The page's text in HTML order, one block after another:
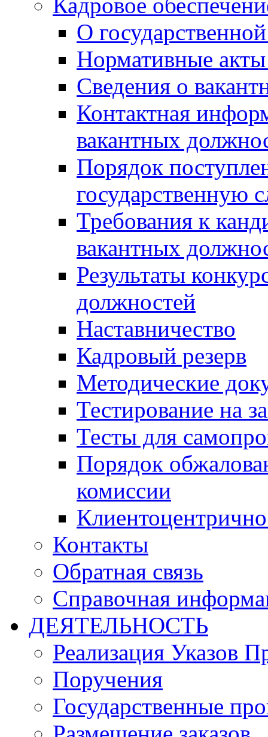
О
Нормативные акты
Сведения о
Контактная
вакантных
Порядок
государственную
Требования к
вакантных
Результаты
должностей
Наставничество
Кадровый резерв
Методические
Тестирование на
Тесты для
Порядок
комиссии
Контакты
Обратная связь
Справочная
ДЕЯТЕЛЬНОСТЬ
Реализация Указов
Поручения
Государственные